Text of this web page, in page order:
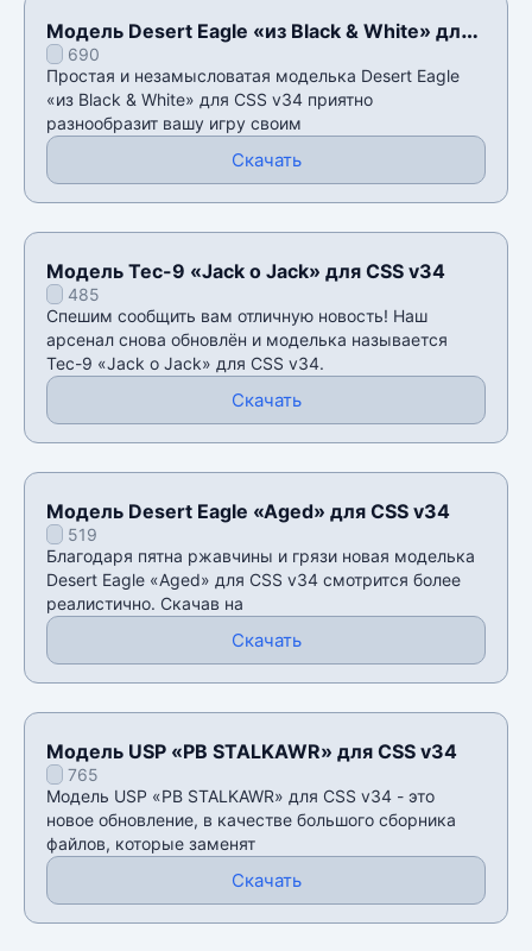
Модель Desert Eagle «из Black & White» для
CSS v34
690
Простая и незамысловатая моделька Desert Eagle
«из Black & White» для CSS v34 приятно
разнообразит вашу игру своим
Скачать
Модель Tec-9 «Jack o Jack» для CSS v34
485
Спешим сообщить вам отличную новость! Наш
арсенал снова обновлён и моделька называется
Tec-9 «Jack o Jack» для CSS v34.
Скачать
Модель Desert Eagle «Aged» для CSS v34
519
Благодаря пятна ржавчины и грязи новая моделька
Desert Eagle «Aged» для CSS v34 смотрится более
реалистично. Скачав на
Скачать
Модель USP «PB STALKAWR» для CSS v34
765
Модель USP «PB STALKAWR» для CSS v34 - это
новое обновление, в качестве большого сборника
файлов, которые заменят
Скачать